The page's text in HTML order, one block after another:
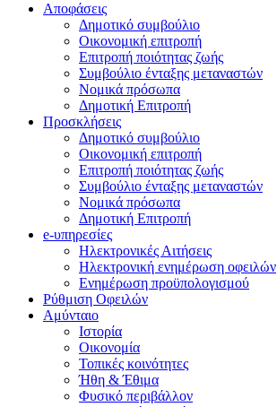
Αποφάσεις
Δημοτικό συμβούλιο
Οικονομική επιτροπή
Επιτροπή ποιότητας ζωής
Συμβούλιο ένταξης μεταναστών
Νομικά πρόσωπα
Δημοτική Επιτροπή
Προσκλήσεις
Δημοτικό συμβούλιο
Οικονομική επιτροπή
Επιτροπή ποιότητας ζωής
Συμβούλιο ένταξης μεταναστών
Νομικά πρόσωπα
Δημοτική Επιτροπή
e-υπηρεσίες
Ηλεκτρονικές Αιτήσεις
Ηλεκτρονική ενημέρωση οφειλών
Ενημέρωση προϋπολογισμού
Ρύθμιση Οφειλών
Αμύνταιο
Ιστορία
Οικονομία
Τοπικές κοινότητες
Ήθη & Έθιμα
Φυσικό περιβάλλον